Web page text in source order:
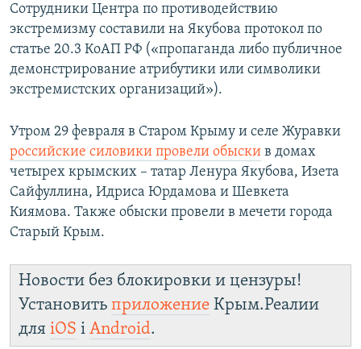
ELIFBE
УКРАИНСКАЯ ПРОБЛЕМА КРЫМА
Все сайты RFE/RL
Сотрудники Центра по противодействию
экстремизму составили на Якубова протокол по
статье 20.3 КоАП РФ («пропаганда либо публичное
демонстрирование атрибутики или символики
экстремистских организаций»).
Утром 29 февраля в Старом Крыму и селе Журавки
российские силовики провели обыски в домах
четырех крымских – татар Ленура Якубова, Изета
Сайфуллина, Идриса Юрдамова и Шевкета
Киямова. Также обыски провели в мечети города
Старый Крым.
Новости без блокировки и цензуры!
Установить приложение Крым.Реалии
для iOS і Android.